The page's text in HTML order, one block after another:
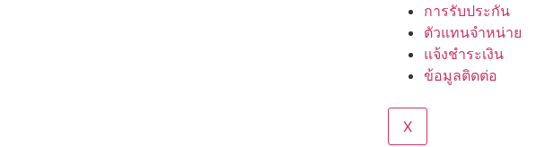
การรับประกัน
ตัวแทนจำหน่าย
แจ้งชำระเงิน
ข้อมูลติดต่อ
X